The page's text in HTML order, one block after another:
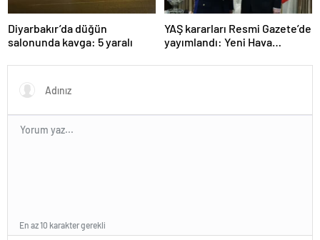
Diyarbakır’da düğün
salonunda kavga: 5 yaralı
YAŞ kararları Resmi Gazete’de
yayımlandı: Yeni Hava
Orgeneral Rafet Dalkıran
En az 10 karakter gerekli